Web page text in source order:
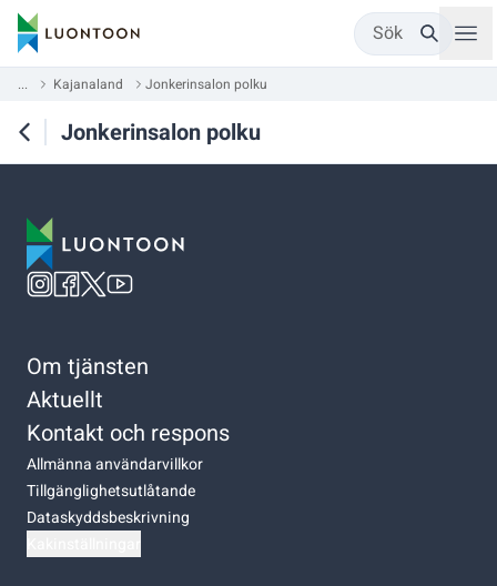
Sök
... Kajanaland Jonkerinsalon polku
Jonkerinsalon polku
Om tjänsten
Aktuellt
Kontakt och respons
Allmänna användarvillkor
Tillgänglighetsutlåtande
Dataskyddsbeskrivning